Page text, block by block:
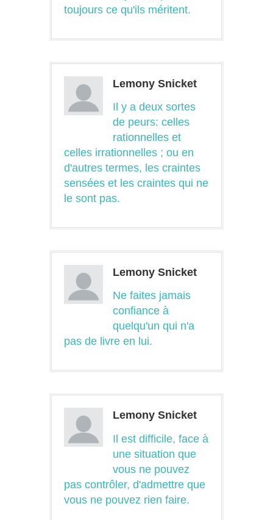
toujours ce qu'ils méritent.
Lemony Snicket
Il y a deux sortes
de peurs: celles
rationnelles et
celles irrationnelles ; ou en
d'autres termes, les craintes
sensées et les craintes qui ne
le sont pas.
Lemony Snicket
Ne faites jamais
confiance à
quelqu'un qui n'a
pas de livre en lui.
Lemony Snicket
Il est difficile, face à
une situation que
vous ne pouvez
pas contrôler, d'admettre que
vous ne pouvez rien faire.